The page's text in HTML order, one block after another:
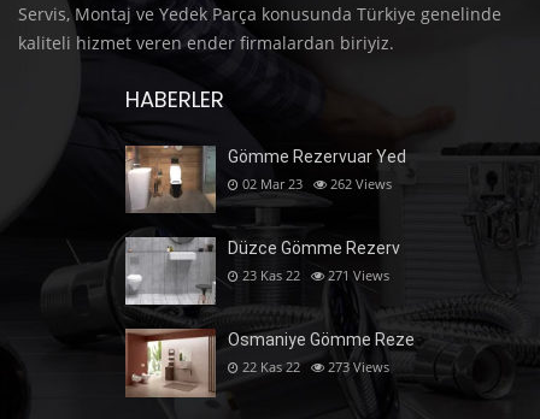
Servis, Montaj ve Yedek Parça konusunda Türkiye genelinde
kaliteli hizmet veren ender firmalardan biriyiz.
HABERLER
Gömme Rezervuar Yed
02 Mar 23 262 Views
Düzce Gömme Rezerv
23 Kas 22 271 Views
Osmaniye Gömme Reze
22 Kas 22 273 Views